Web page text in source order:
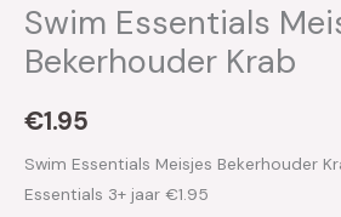
Swim Essentials
Bekerhouder Krab
€1.95
Swim Essentials Meisjes Bekerhouder
Essentials 3+ jaar €1.95